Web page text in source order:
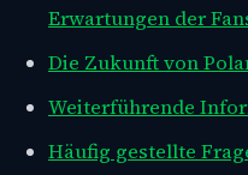
Erwartungen der
Die Zukunft von
Weiterführende
Häufig gestellte